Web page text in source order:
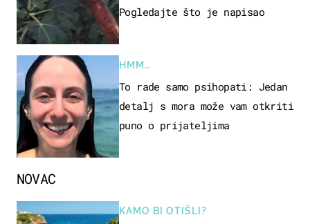
Pogledajte što je napisao
HMM…
To rade samo psihopati: Jedan
detalj s mora može vam otkriti
puno o prijateljima
NOVAC
KAMO BI OTIŠLI?